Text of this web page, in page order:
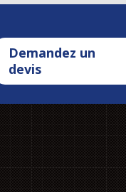
Demandez un
devis